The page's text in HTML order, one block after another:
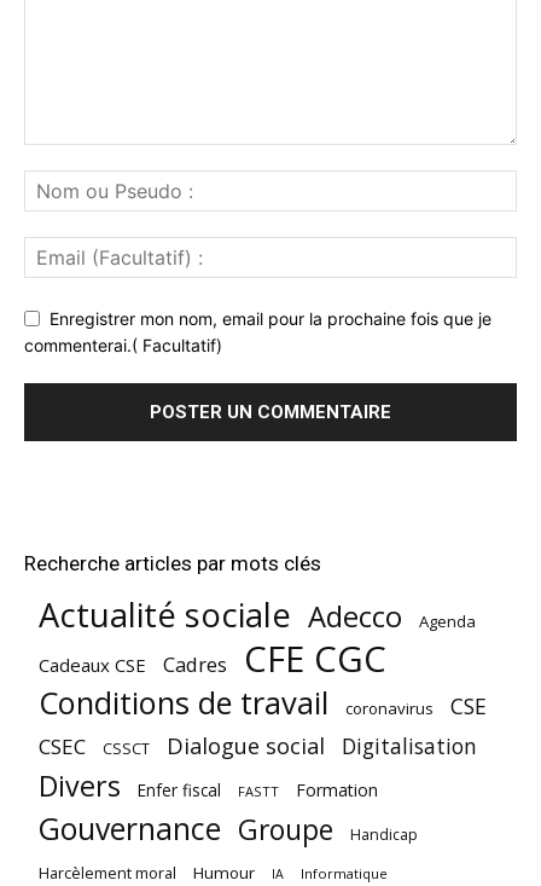
Enregistrer mon nom, email pour la prochaine fois que je
commenterai.( Facultatif)
Recherche articles par mots clés
Actualité sociale Adecco Agenda
Cadeaux CSE Cadres CFE CGC
Conditions de travail coronavirus CSE
CSEC CSSCT Dialogue social Digitalisation
Divers Enfer fiscal FASTT Formation
Gouvernance Groupe Handicap
Harcèlement moral Humour IA Informatique